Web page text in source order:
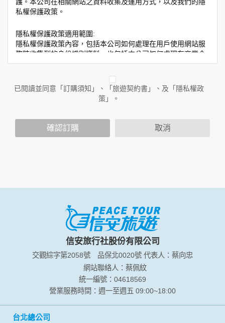
護。本公司在相關網站之資料收集及運用方式，以及我們的隱
私權保護政策。
隱私權保護政策適用範圍:
隱私權保護政策內容，包括本公司如何處理在用戶使用網站服
務時收集到的身份識別資料，也包括本公司如何處理在商業合
作與本公司合作時分享的任何身份識別資料。隱私權保護政策
人員。例如您透過本公司旗下網站上的廣告廠商連結，這些置
放連結的廠商也可能蒐集您個人的資料。對於您主動提供的個
人資訊，這些廣告廠商或連結網站有其個別的隱私權保護政
您個人在本網站上的聊天室或討論區中任意公開個人資料的行
個人的資料，其範圍如下：
您所提供的姓名、電子郵件地址、聯絡方式及使用時間等。
於一般瀏覽時，伺服器會自行記錄相關行徑，包括您使用連線
設備的 IP 位址、使用時間、使用的瀏覽器、瀏覽及點選資料記
錄等，做為我們增進網站服務的參考依據，此記錄為內部應
用，決不對外公布。
為提供精確的服務，我們會將收集的問卷調查內容進行統計與
分析，分析結果之統計數據或說明文字呈現，除供內部研究
外，我們會視需要公佈統計數據及說明文字，但不涉及特定個
人之資料。
的個人資料揭露予第三人或使用於蒐集目的以外之其他用途。
在您於本網站註冊帳號、使用本網站相關產品、服務、活動或
已閱讀並同意「訂購須知」、「旅遊契約書」、及「隱私權政
策」。
確認訂購 取消
信安旅行社股份有限公司
交觀綜字第2058號 品保北0020號 代表人：蔡向忠
網站聯絡人：蔡佩紋
統一編號：04618569
營業服務時間：週一至週五 09:00~18:00
台北總公司